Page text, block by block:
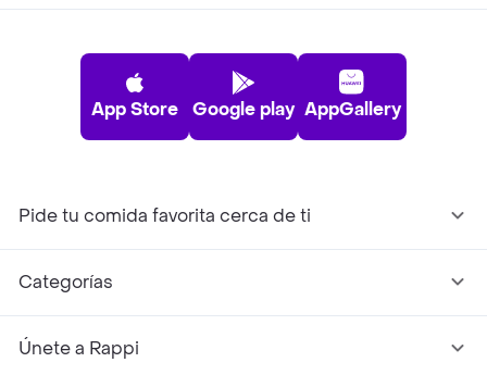
App Store Google play AppGallery
Pide tu comida favorita cerca de ti
Categorías
Únete a Rappi